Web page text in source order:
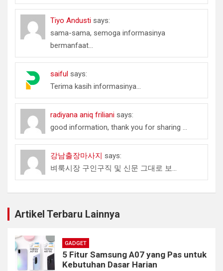
Tiyo Andusti says:
sama-sama, semoga informasinya
bermanfaat...
saiful says:
Terima kasih informasinya...
radiyana aniq friliani says:
good information, thank you for sharing ...
강남출장마사지 says:
벼룩시장 구인구직 및 신문 그대로 보...
Artikel Terbaru Lainnya
GADGET
5 Fitur Samsung A07 yang Pas untuk
Kebutuhan Dasar Harian